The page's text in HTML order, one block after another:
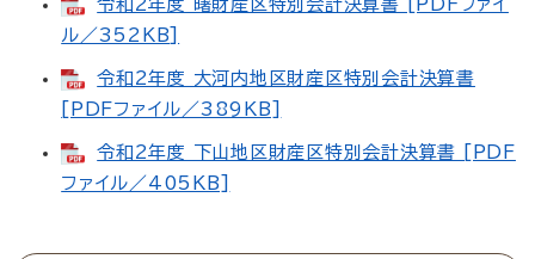
令和2年度 曙財産区特別会計決算書 [PDFファイ
ル／352KB]
令和2年度 大河内地区財産区特別会計決算書
[PDFファイル／389KB]
令和2年度 下山地区財産区特別会計決算書 [PDF
ファイル／405KB]